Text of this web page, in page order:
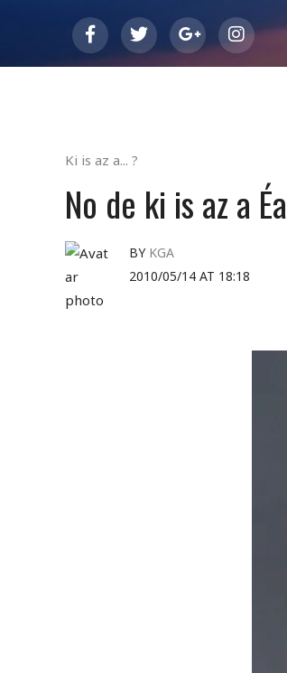
Ki is az a... ?
No de ki is az a
BY KGA
2010/05/14 AT 18:18